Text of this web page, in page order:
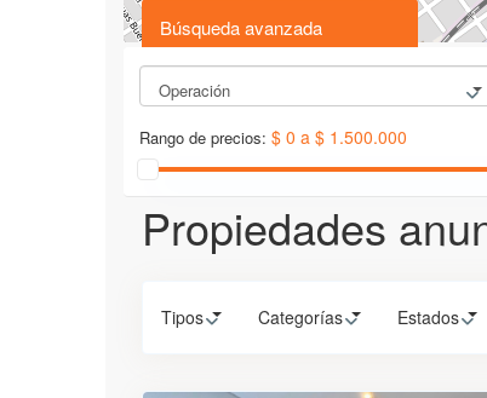
Búsqueda avanzada
Operación
Rango de precios: $ 0 a $ 1.500.000
Propiedades
Tipos Categorías Estados